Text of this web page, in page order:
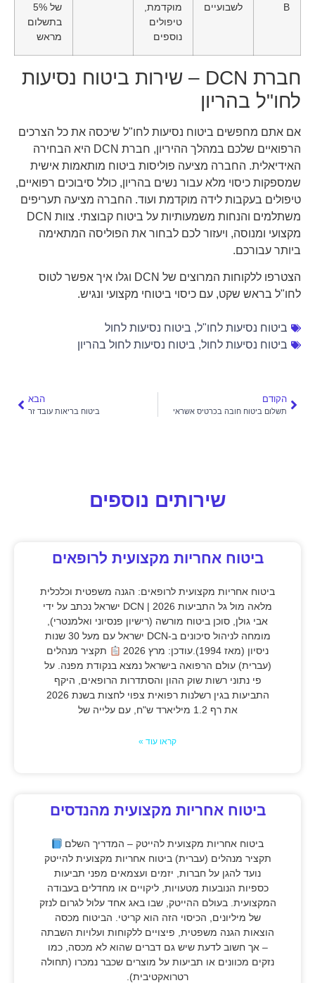
B
לשבועיים
מוקדמת,
טיפולים
נוספים
של 5%
בתשלום
מראש
חברת DCN – שירות ביטוח נסיעות
לחו"ל בהריון
אם אתם מחפשים ביטוח נסיעות לחו"ל שיכסה את כל הצרכים
הרפואיים שלכם במהלך ההיריון, חברת DCN היא הבחירה
האידיאלית. החברה מציעה פוליסות ביטוח מותאמות אישית
שמספקות כיסוי מלא עבור נשים בהריון, כולל סיבוכים רפואיים,
טיפולים בעקבות לידה מוקדמת ועוד. החברה מציעה תעריפים
משתלמים והנחות משמעותיות על ביטוח קבוצתי. צוות DCN
מקצועי ומנוסה, ויעזור לכם לבחור את הפוליסה המתאימה
ביותר עבורכם.
הצטרפו ללקוחות המרוצים של DCN וגלו איך אפשר לטוס
לחו"ל בראש שקט, עם כיסוי ביטוחי מקצועי ונגיש.
ביטוח נסיעות לחו"ל, ביטוח נסיעות לחול
ביטוח נסיעות לחול, ביטוח נסיעות לחול בהריון
הקודם
תשלום ביטוח חובה בכרטיס אשראי
הבא
ביטוח בריאות עובד זר
שירותים נוספים
ביטוח אחריות מקצועית לרופאים
ביטוח אחריות מקצועית לרופאים: הגנה משפטית וכלכלית
מלאה מול גל התביעות 2026 | DCN ישראל נכתב על ידי
אבי גולן, סוכן ביטוח מורשה (רישיון פנסיוני ואלמנטרי),
מומחה לניהול סיכונים ב-DCN ישראל עם מעל 30 שנות
ניסיון (מאז 1994).עודכן: מרץ 2026
תקציר מנהלים
(עברית) עולם הרפואה בישראל נמצא בנקודת מפנה. על
פי נתוני רשות שוק ההון והסתדרות הרופאים, היקף
התביעות בגין רשלנות רפואית צפוי לחצות בשנת 2026
את רף 1.2 מיליארד ש"ח, עם עלייה של
קראו עוד »
ביטוח אחריות מקצועית מהנדסים
ביטוח אחריות מקצועית להייטק – המדריך השלם
תקציר מנהלים (עברית) ביטוח אחריות מקצועית להייטק
נועד להגן על חברות, יזמים ועצמאים מפני תביעות
כספיות הנובעות מטעויות, ליקויים או מחדלים בעבודה
המקצועית. בעולם ההייטק, שבו באג אחד עלול לגרום לנזק
של מיליונים, הכיסוי הזה הוא קריטי. הביטוח מכסה
הוצאות הגנה משפטית, פיצויים ללקוחות ועלויות השבתה
– אך חשוב לדעת שיש גם דברים שהוא לא מכסה, כמו
נזקים מכוונים או תביעות על מוצרים שכבר נמכרו (תחולה
רטרואקטיבית).